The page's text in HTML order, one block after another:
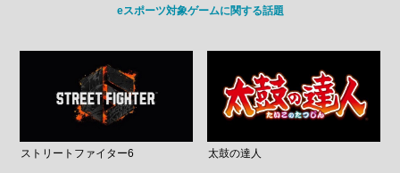
eスポーツ対象ゲームに関する話題
ストリートファイター6 太鼓の達人